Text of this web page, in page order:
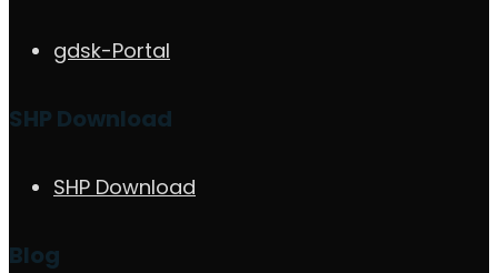
gdsk-Portal
SHP Download
SHP Download
Blog